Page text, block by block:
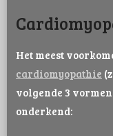
Het meest
cardiomyopathie
volgende 3
onderkend: